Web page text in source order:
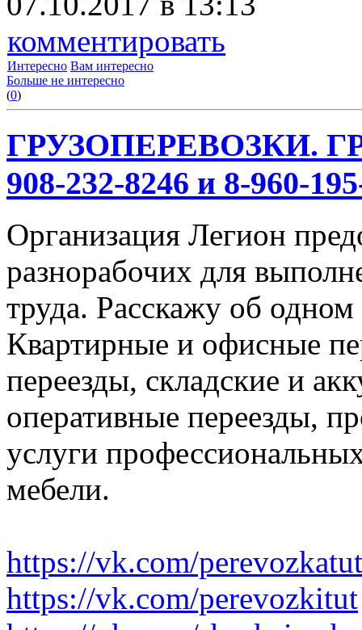
комментировать
Интересно Вам интересно
Больше не интересно
(0)
ГРУЗОПЕРЕВОЗКИ.
908-232-8246 и 8-960-
Организация Легион
разнорабочих для
труда. Расскажу об
Квартирные и офисные
переезды, складские и
оперативные переезды,
услуги
мебели.
https://vk.com/perevozkatut
https://vk.com/perevozkitut